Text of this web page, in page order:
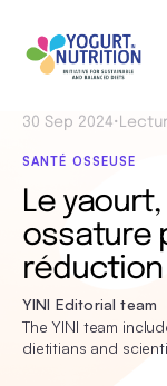
30 Sep 2024•
SANTÉ OSSEUSE
Le
ossature
YINI Editorial team
The YINI team
dietitians and